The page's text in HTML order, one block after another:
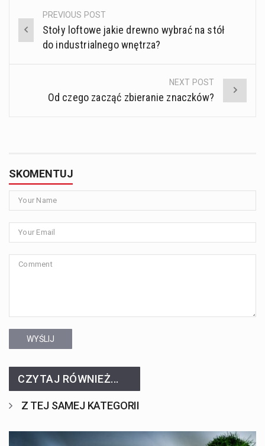
Post
navigation
PREVIOUS POST
Stoły loftowe jakie drewno wybrać na stół
do industrialnego wnętrza?
NEXT POST
Od czego zacząć zbieranie znaczków?
SKOMENTUJ
WYŚLIJ
CZYTAJ RÓWNIEŻ...
Z TEJ SAMEJ KATEGORII